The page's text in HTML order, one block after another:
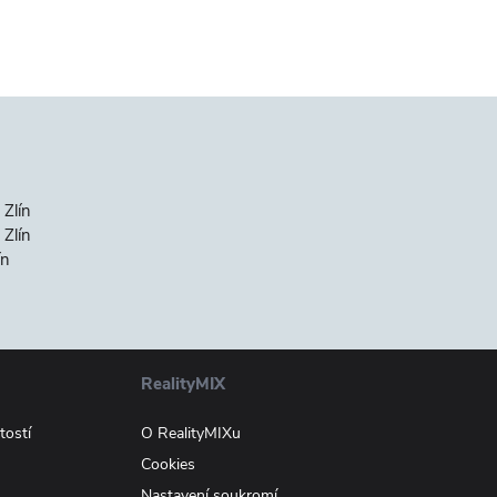
RealityMIX
O RealityMIXu
Cookies